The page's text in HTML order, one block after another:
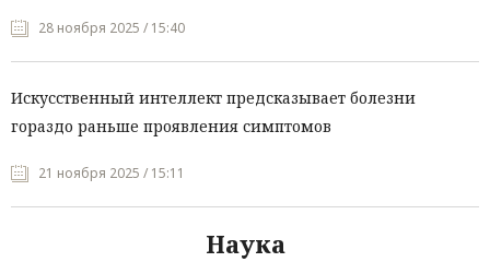
28 ноября 2025 / 15:40
Искусственный интеллект предсказывает болезни
гораздо раньше проявления симптомов
21 ноября 2025 / 15:11
Наука